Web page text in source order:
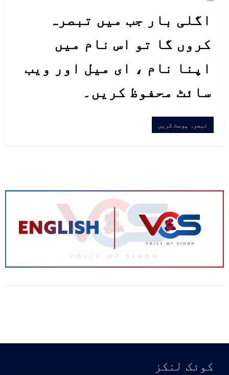
اگلی بار جب میں تبصرہ
کروں گا تو اس نام میں
اپنا نام ، ای میل اور ویب
سائٹ محفوظ کریں۔
کوئک لنکز